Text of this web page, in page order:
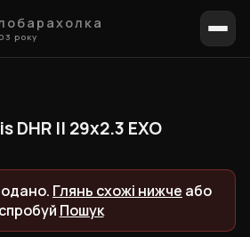
року
DHR II 29x2.3 EXO
Глянь схожі нижче або
спробуй Пошук